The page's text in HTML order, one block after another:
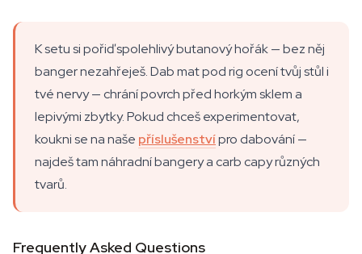
K setu si pořiď spolehlivý butanový hořák — bez něj
banger nezahřeješ. Dab mat pod rig ocení tvůj stůl i
tvé nervy — chrání povrch před horkým sklem a
lepivými zbytky. Pokud chceš experimentovat,
koukni se na naše příslušenstvípro dabování —
najdeš tam náhradní bangery a carb capy různých
tvarů.
Frequently Asked Questions